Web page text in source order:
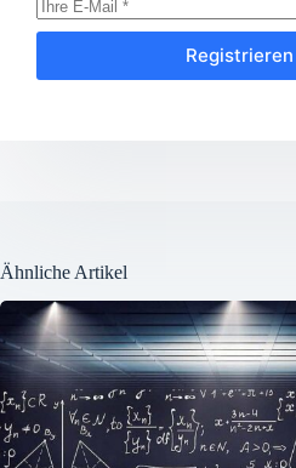
Registrieren
Ähnliche Artikel